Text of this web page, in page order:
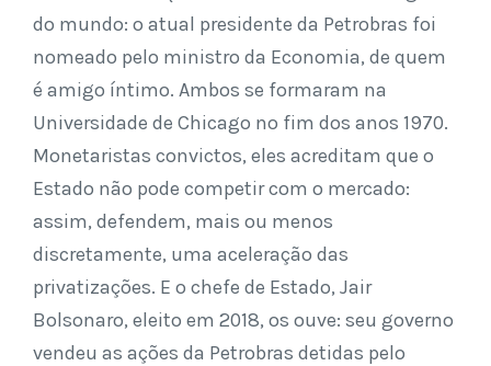
do mundo: o atual presidente da Petrobras foi
nomeado pelo ministro da Economia, de quem
é amigo íntimo. Ambos se formaram na
Universidade de Chicago no fim dos anos 1970.
Monetaristas convictos, eles acreditam que o
Estado não pode competir com o mercado:
assim, defendem, mais ou menos
discretamente, uma aceleração das
privatizações. E o chefe de Estado, Jair
Bolsonaro, eleito em 2018, os ouve: seu governo
vendeu as ações da Petrobras detidas pelo